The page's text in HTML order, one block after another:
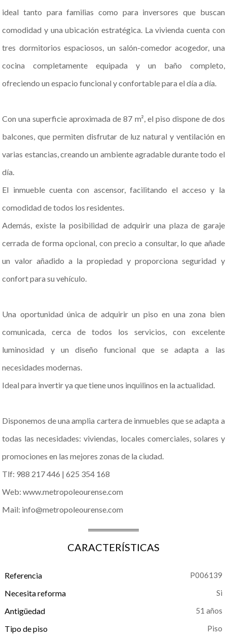
ideal tanto para familias como para inversores que buscan
comodidad y una ubicación estratégica. La vivienda cuenta con
tres dormitorios espaciosos, un salón-comedor acogedor, una
cocina completamente equipada y un baño completo,
ofreciendo un espacio funcional y confortable para el día a día.
Con una superficie aproximada de 87 m², el piso dispone de dos
balcones, que permiten disfrutar de luz natural y ventilación en
varias estancias, creando un ambiente agradable durante todo el
día.
El inmueble cuenta con ascensor, facilitando el acceso y la
comodidad de todos los residentes.
Además, existe la posibilidad de adquirir una plaza de garaje
cerrada de forma opcional, con precio a consultar, lo que añade
un valor añadido a la propiedad y proporciona seguridad y
confort para su vehículo.
Una oportunidad única de adquirir un piso en una zona bien
comunicada, cerca de todos los servicios, con excelente
luminosidad y un diseño funcional que se adapta a las
necesidades modernas.
Ideal para invertir ya que tiene unos inquilinos en la actualidad.
Disponemos de una amplia cartera de inmuebles que se adapta a
todas las necesidades: viviendas, locales comerciales, solares y
promociones en las mejores zonas de la ciudad.
Tlf: 988 217 446 | 625 354 168
Web: www.metropoleourense.com
Mail: info@metropoleourense.com
CARACTERÍSTICAS
Referencia P006139
Necesita reforma
Antigüedad
51 años
Tipo de piso Piso